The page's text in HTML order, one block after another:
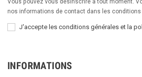
nos informations de contact dans les
J'accepte les conditions générales et la
INFORMATIONS